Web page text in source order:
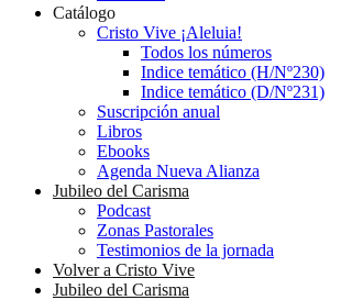
Catálogo
Cristo Vive ¡Aleluia!
Todos los números
Indice temático (H/Nº230)
Indice temático (D/Nº231)
Suscripción anual
Libros
Ebooks
Agenda Nueva Alianza
Jubileo del Carisma
Podcast
Zonas Pastorales
Testimonios de la jornada
Volver a Cristo Vive
Jubileo del Carisma